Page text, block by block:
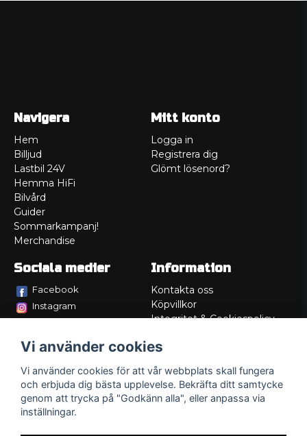
Navigera
Hem
Billjud
Lastbil 24V
Hemma HiFi
Bilvård
Guider
Sommarkampanj!
Merchandise
Mitt konto
Logga in
Registrera dig
Glömt lösenord?
Sociala medier
Facebook
Instagram
Information
Kontakta oss
Köpvillkor
Integritet & Cookiespolicy
Service/Garanti
Lådritning
Om oss
Vi använder cookies
Vi använder cookies för att vår webbplats skall fungera
och erbjuda dig bästa upplevelse. Bekräfta ditt samtycke
genom att trycka på "Godkänn alla", eller anpassa via
inställningar.